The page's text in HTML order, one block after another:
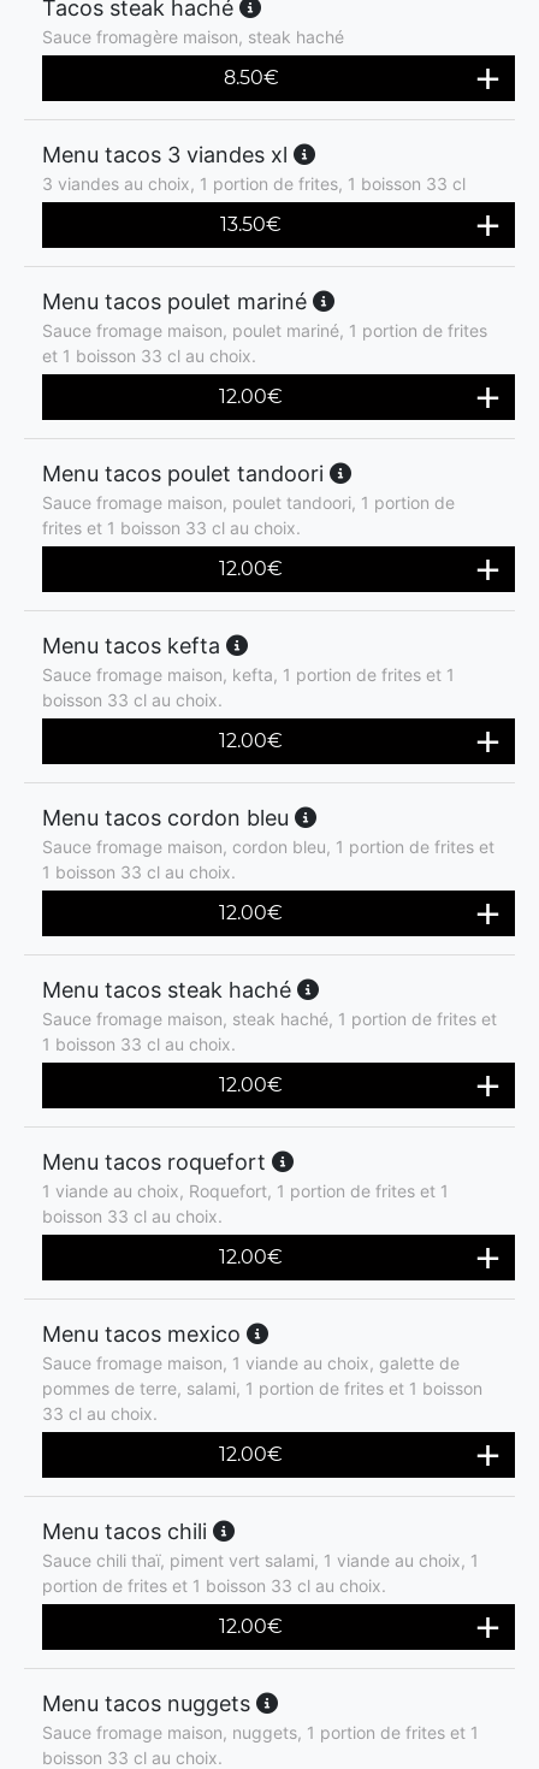
Tacos steak haché
Sauce fromagère maison, steak haché
8.50€
Menu tacos 3 viandes xl
3 viandes au choix, 1 portion de frites, 1 boisson 33 cl
13.50€
Menu tacos poulet mariné
Sauce fromage maison, poulet mariné, 1 portion de frites
et 1 boisson 33 cl au choix.
12.00€
Menu tacos poulet tandoori
Sauce fromage maison, poulet tandoori, 1 portion de
frites et 1 boisson 33 cl au choix.
12.00€
Menu tacos kefta
Sauce fromage maison, kefta, 1 portion de frites et 1
boisson 33 cl au choix.
12.00€
Menu tacos cordon bleu
Sauce fromage maison, cordon bleu, 1 portion de frites et
1 boisson 33 cl au choix.
12.00€
Menu tacos steak haché
Sauce fromage maison, steak haché, 1 portion de frites et
1 boisson 33 cl au choix.
12.00€
Menu tacos roquefort
1 viande au choix, Roquefort, 1 portion de frites et 1
boisson 33 cl au choix.
12.00€
Menu tacos mexico
Sauce fromage maison, 1 viande au choix, galette de
pommes de terre, salami, 1 portion de frites et 1 boisson
33 cl au choix.
12.00€
Menu tacos chili
Sauce chili thaï, piment vert salami, 1 viande au choix, 1
portion de frites et 1 boisson 33 cl au choix.
12.00€
Menu tacos nuggets
Sauce fromage maison, nuggets, 1 portion de frites et 1
boisson 33 cl au choix.